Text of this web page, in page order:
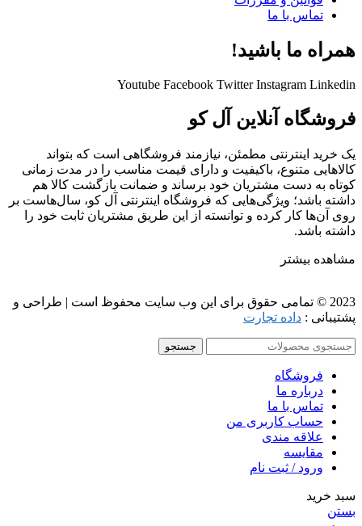
تماس با ما
همراه ما باشید!
Youtube Facebook Twitter Instagram Linkedin
فروشگاه آنلاین آل کو
یک خرید اینترنتی مطمئن، نیازمند فروشگاهی است که بتواند
کالاهایی متنوع، باکیفیت و دارای قیمت مناسب را در مدت زمانی
کوتاه به دست مشتریان خود برساند و ضمانت بازگشت کالا هم
داشته باشد؛ ویژگی‌هایی که فروشگاه اینترنتی آل کو، سال‌هاست بر
روی آن‌ها کار کرده و توانسته از این طریق مشتریان ثابت خود را
داشته باشد.
مشاهده بیشتر
2023 © تمامی حقوق برای این وب سایت محفوظ است | طراحی و
پشتیبانی : داده تجارت
جستجو
فروشگاه
درباره ما
تماس با ما
حساب کاربری من
علاقه مندی
مقايسه
ورود / ثبت نام
سبد خرید
بستن